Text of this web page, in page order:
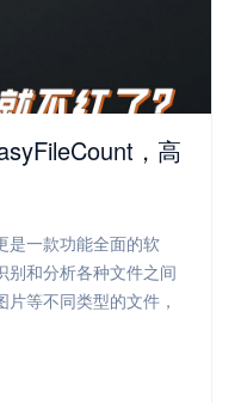
，高
是一款功能全面的软
别和分析各种文件之间
等不同类型的文件，